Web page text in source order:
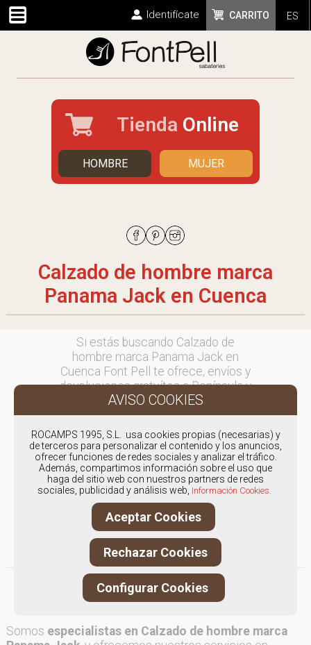
ES
CARRITO
Identifícate
Tienda Online
HOMBRE MUJER
Calzado de hombre marca
Panama Jack en Cuenca
Si estás buscando Calzado de
hombre marca Panama Jack en
Cuenca Font Pell te ofrece, envíos y
devoluciones gratuítos a Península y
Baleares, para otros destinos
consultar
en comercial@fontpell.com.
Los envíos a Cuenca gestionados
entre semana se entregarán en
menos de 48 horas; los pedidos
realizados en fin de semana, el
producto se enviará a partir del
lunes.
Somos especialistas en Calzado de hombre marca
ROCAMPS 1995, S.L. usa cookies propias (necesarias) y
de terceros para personalizar el contenido y los anuncios,
ofrecer funciones de redes sociales y analizar el tráfico.
Además, compartimos información sobre el uso que
haga del sitio web con nuestros partners de redes
sociales, publicidad y análisis web, Información Cookies.
Aceptar Cookies
Rechazar Cookies
Configurar Cookies